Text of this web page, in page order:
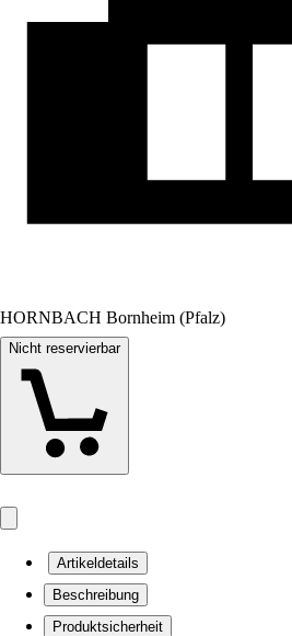
HORNBACH Bornheim (Pfalz)
Nicht reservierbar
Artikeldetails
Beschreibung
Produktsicherheit